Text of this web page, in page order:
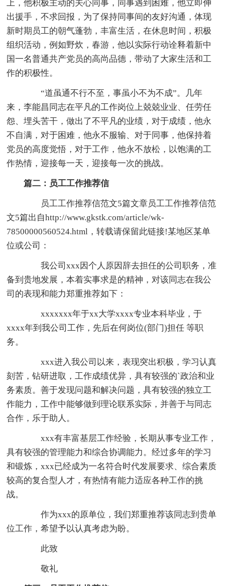
上，他积极主动的关心同事，同事遇到困难，他立即伸
出援手，不求回报，为了保持同事间的友好沟通，体现
新时期员工的朝气蓬勃，丰富生活，在休息时间，积极
组织活动，例如野炊，春游，他以实际行动诠释着新中
国一名普通共产党员的高尚品德，带动了大家生活和工
作的积极性。
“道虽通不行不至，事虽小不为不成”。几年
来，李能昌同志在平凡的工作岗位上兢兢业业、任劳任
怨、埋头苦干，做出了不平凡的业绩，对于成绩，他永
不自满，对于困难，他永不服输、对于同事，他保持着
党员的高度觉悟，对于工作，他永不放松，以饱满的工
作热情，迎接每一天，迎接每一次的挑战。
篇二：员工工作推荐信
员工工作推荐信范文5篇文章员工工作推荐信范
文5篇出自http://www.gkstk.com/article/wk-
78500000560524.html，转载请保留此链接!某地区某单
位或公司：
我公司xxx因个人原因辞去担任的公司职务，准
备到贵地发展，本着实事求是的精神，对该同志在我公
司的表现和能力郑重推荐如下：
xxxxxxx年于xx大学xxxx专业本科毕业，于
xxxx年到我公司工作，先后在何岗位(部门)担任 等职
务。
xxx进入我公司以来，表现突出积极，学习认真
刻苦，钻研进取，工作成绩优异，具有较强的`政治和业
务素质。善于发现问题和解决问题，具有较强的独立工
作能力，工作中能够做到理论联系实际，并善于与同志
合作，乐于助人。
xxx有丰富基层工作经验，长期从事专业工作，
具有较强的管理能力和综合协调能力。经过多年的学习
和锻炼，xxx已经成为一名符合时代发展要求、综合素质
较高的复合型人才，有热情有能力适应各种工作的挑
战。
作为xxx的原单位，我们郑重推荐该同志到贵单
位工作，希望予以认真考虑为盼。
此致
敬礼